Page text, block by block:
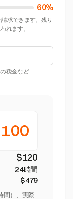
60%
求できます。残り
れます。
税金など
$120
24時間
$479
間）、実際